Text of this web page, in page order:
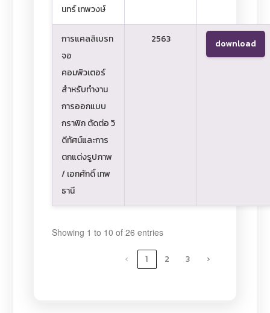
นทร์ เทพวงษ์
การแคลลิเบรท
จอ
คอมพิวเตอร์
สำหรับทำงาน
การออกแบบ
กราฟิก ตัดต่อ วิ
ดีทัศน์และการ
ตกแต่งรูปภาพ
/ เอกศักดิ์ เทพ
ธานี
2563 download
Showing 1 to 10 of 26 entries
‹ 1 2 3 ›